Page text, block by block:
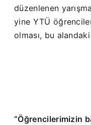
düzenlenen
yine YTÜ
olması, bu
“Öğrencilerimizin